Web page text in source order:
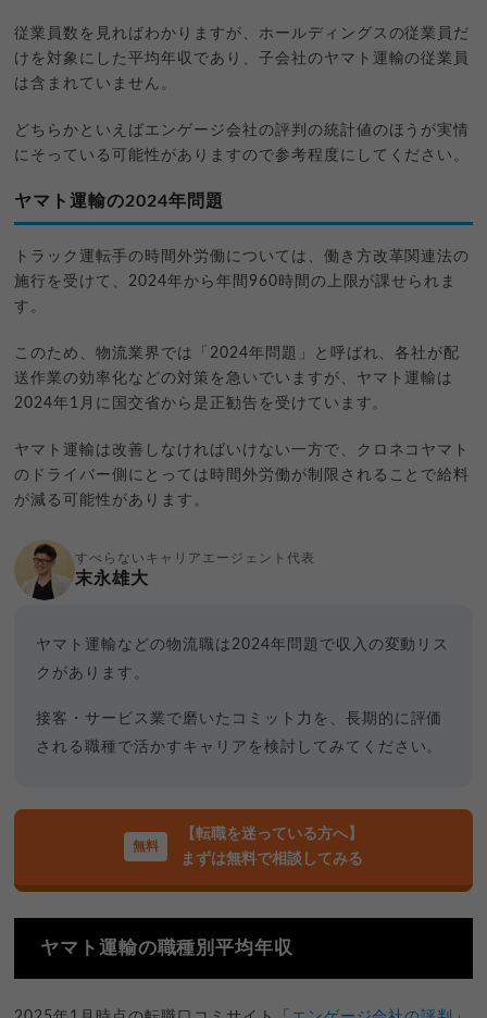
従業員数を見ればわかりますが、ホールディングスの従業員だ
けを対象にした平均年収であり、子会社のヤマト運輸の従業員
は含まれていません。
どちらかといえばエンゲージ会社の評判の統計値のほうが実情
にそっている可能性がありますので参考程度にしてください。
ヤマト運輸の2024年問題
トラック運転手の時間外労働については、働き方改革関連法の
施行を受けて、2024年から年間960時間の上限が課せられま
す。
このため、物流業界では「2024年問題」と呼ばれ、各社が配
送作業の効率化などの対策を急いでいますが、ヤマト運輸は
2024年1月に国交省から是正勧告を受けています。
ヤマト運輸は改善しなければいけない一方で、クロネコヤマト
のドライバー側にとっては時間外労働が制限されることで給料
が減る可能性があります。
すべらないキャリアエージェント代表
末永雄大
ヤマト運輸などの物流職は2024年問題で収入の変動リス
クがあります。
接客・サービス業で磨いたコミット力を、長期的に評価
される職種で活かすキャリアを検討してみてください。
【転職を迷っている方へ】
まずは無料で相談してみる
ヤマト運輸の職種別平均年収